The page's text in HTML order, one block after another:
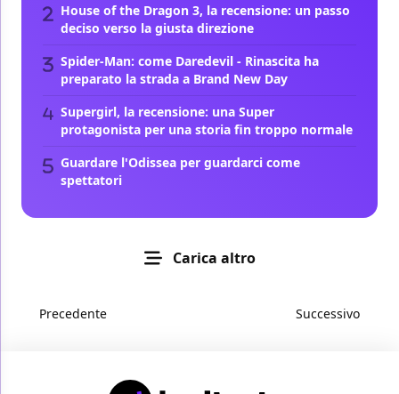
House of the Dragon 3, la recensione: un passo
deciso verso la giusta direzione
Spider-Man: come Daredevil - Rinascita ha
preparato la strada a Brand New Day
Supergirl, la recensione: una Super
protagonista per una storia fin troppo normale
Guardare l'Odissea per guardarci come
spettatori
Carica altro
Precedente Successivo